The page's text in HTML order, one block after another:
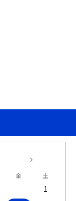
金 土
1